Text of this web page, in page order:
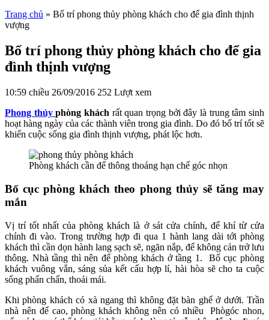
Trang chủ » Bố trí phong thủy phòng khách cho để gia đình thịnh
vượng
Bố trí phong thủy phòng khách cho để gia
đình thịnh vượng
10:59 chiều 26/09/2016 252 Lượt xem
Phong thủyphòng khách rất quan trọng bởi đây là trung tâm sinh
hoạt hàng ngày của các thành viên trong gia đình. Do đó bố trí tốt sẽ
khiến cuộc sống gia đình thịnh vượng, phát lộc hơn.
Phòng khách cần để thông thoáng hạn chế góc nhọn
Bố cục phòng khách theo phong thủy sẽ tăng may
mắn
Vị trí tốt nhất của phòng khách là ở sát cửa chính, để khí từ cửa
chính đi vào. Trong trường hợp đi qua 1 hành lang dài tới phòng
khách thì cần dọn hành lang sạch sẽ, ngăn nắp, để không cản trở lưu
thông. Nhà tầng thì nên để phòng khách ở tầng 1. Bố cục phòng
khách vuông vắn, sáng sủa kết cấu hợp lí, hài hòa sẽ cho ta cuộc
sống phấn chấn, thoải mái.
Khi phòng khách có xà ngang thì không đặt bàn ghế ở dưới. Trần
nhà nên để cao, phòng khách không nên có nhiều Phògóc nhon,